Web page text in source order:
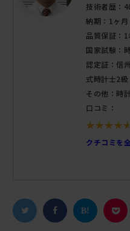
技術者歴：
納期：1ヶ月
品質保証：1
国家試験：
認定証：信
式時計士2級
その他：時
口コミ：
クチコミを